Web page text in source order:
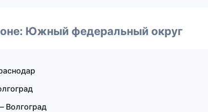
Южный федеральный округ
Волгоград